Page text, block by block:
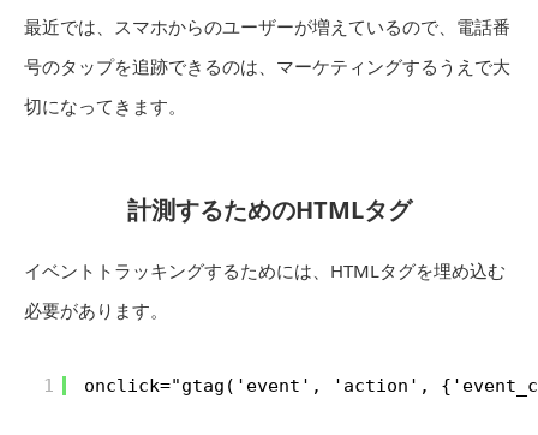
最近では、スマホからのユーザーが増えているので、電話番
号のタップを追跡できるのは、マーケティングするうえで大
切になってきます。
計測するためのHTMLタグ
イベントトラッキングするためには、HTMLタグを埋め込む
必要があります。
1 onclick="gtag('event', 'action',